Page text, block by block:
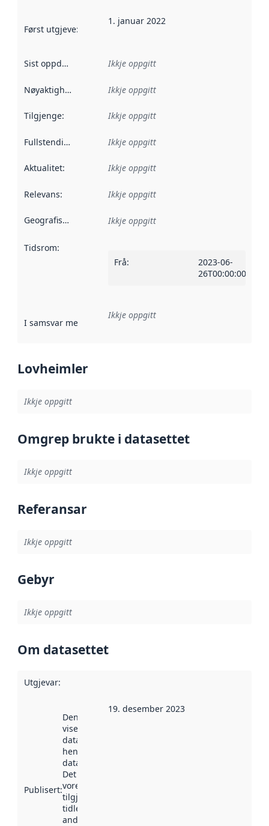
Først utgjeve: Denne datoen seier når dataa i dette
1. januar 2022
Sist oppdatert Ikkje oppgitt
Nøyaktigheit Ikkje oppgitt
Tilgjenge: Ikkje oppgitt
Fullstendigheit Ikkje oppgitt
Aktualitet: Ikkje oppgitt
Relevans: Ikkje oppgitt
Geografisk område Ikkje oppgitt
Tidsrom:
Frå:
2023-06-
26T00:00:00Z
I samsvar med Referanse til ei implementeringsregel eller
Ikkje oppgitt
Lovheimler
Ikkje oppgitt
Omgrep brukte i datasettet
Ikkje oppgitt
Referansar
Ikkje oppgitt
Gebyr
Ikkje oppgitt
Om datasettet
Utgjevar:
Publisert:
Denne datoen
viser når
datasettet vart
henta inn av
data.norge.no.
Det kan ha
vore
tilgjengeleg
tidlegare
andre stader.
19. desember 2023